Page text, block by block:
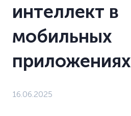
интеллект в
мобильных
приложениях
16.06.2025